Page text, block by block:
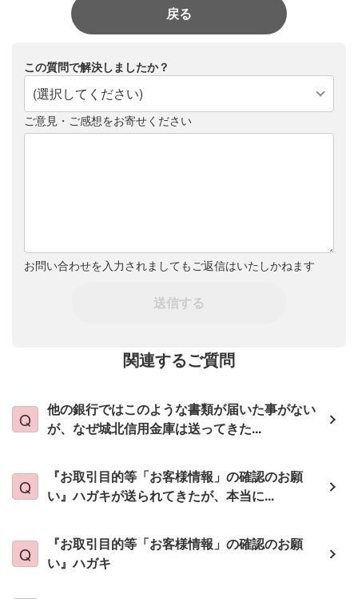
戻る
この質問で解決しましたか？
(選択してください)
ご意見・ご感想をお寄せください
お問い合わせを入力されましてもご返信はいたしかねます
送信する
関連するご質問
他の銀行ではこのような書類が届いた事がない
が、なぜ城北信用金庫は送ってきた...
『お取引目的等「お客様情報」の確認のお願
い』ハガキが送られてきたが、本当に...
『お取引目的等「お客様情報」の確認のお願
い』ハガキ